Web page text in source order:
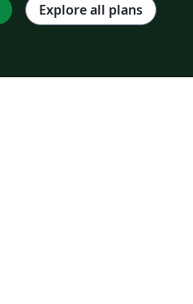
Explore all plans